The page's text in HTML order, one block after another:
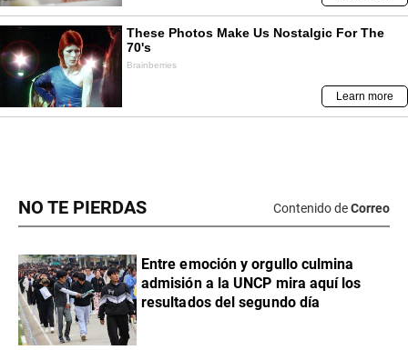
NO TE PIERDAS Contenido deCorreo
Entre emoción y orgullo culmina
admisión a la UNCP mira aquí los
resultados del segundo día